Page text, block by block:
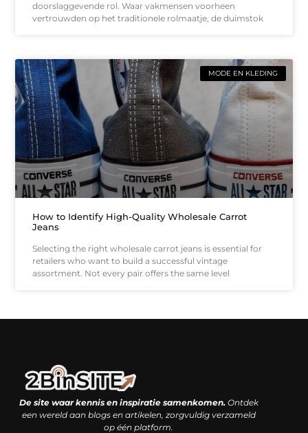
doorslaggevende rol. Waar vakmensen voorheen
vertrouwden op het traditionele rolmaatje, de duimstok
MODE EN KLEDING
How to Identify High-Quality Wholesale Carrot
Jeans
Selecting the right wholesale carrot jeans is essential for
retailers who want to build a successful vintage
assortment. Not every pair offers the same level
De site waar kennis en inspiratie samenkomen.Ontdek
een wereld aan blogs en artikelen, zorgvuldig verzameld
op één platform.